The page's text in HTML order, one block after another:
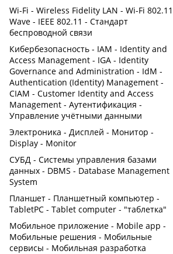
Wi-Fi - Wireless Fidelity LAN - Wi-Fi 802.11
Wave - IEEE 802.11 - Стандарт
беспроводной связи
Кибербезопасность - IAM - Identity and
Access Management - IGA - Identity
Governance and Administration - IdM -
Authentication (Identity) Management -
CIAM - Customer Identity and Access
Management - Аутентификация -
Управление учётными данными
Электроника - Дисплей - Монитор -
Display - Monitor
СУБД - Системы управления базами
данных - DBMS - Database Management
System
Планшет - Планшетный компьютер -
TabletPC - Tablet computer - "таблетка"
Мобильное приложение - Mobile app -
Мобильные решения - Мобильные
сервисы - Мобильная разработка